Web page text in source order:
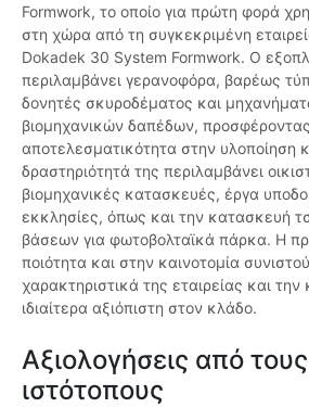
Formwork, το οποίο για πρώτη φορά
στη χώρα από τη συγκεκριμένη
Dokadek 30 System Formwork. Ο
περιλαμβάνει γερανοφόρα, βαρέως
δονητές σκυροδέματος και
βιομηχανικών δαπέδων, προσφέροντας
αποτελεσματικότητα στην υλοποίηση
δραστηριότητά της περιλαμβάνει
βιομηχανικές κατασκευές, έργα
εκκλησίες, όπως και την κατασκευή
βάσεων για φωτοβολταϊκά πάρκα. Η
ποιότητα και στην καινοτομία
χαρακτηριστικά της εταιρείας και την
ιδιαίτερα αξιόπιστη στον κλάδο.
Αξιολογήσεις από
ιστότοπους